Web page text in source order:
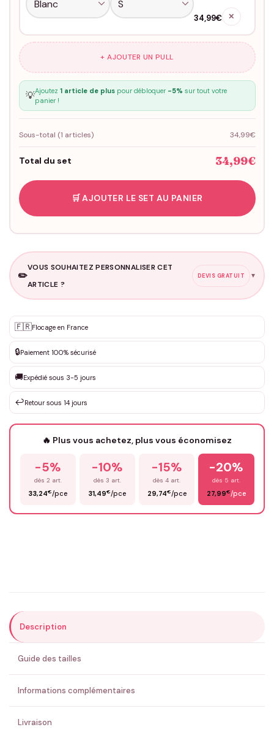
34,99€ ✕
+ AJOUTER UN PULL
💡Ajoutez 1 article de pluspour débloquer -5% sur tout votre
panier !
Sous-total (1 articles) 34,99€
Total du set 34,99€
🛒 AJOUTER LE SET AU PANIER
✏️
VOUS SOUHAITEZ PERSONNALISER CET
ARTICLE ?
DEVIS GRATUIT ▼
✨ Personnalisation sur mesure
DEVIS GRATUIT · Personnalisation de 3 à 10€ selon la demande
Que souhaitez-vous ?*
Votre texte / idée*
Prénom*
ENVOYER MA DEMANDE ✨
💚 Retour sous 24-48h🇫🇷 Flocage en France✅ Validation avant fabrication
🇫🇷Flocage en France
🔒Paiement 100% sécurisé
🚚Expédié sous 3-5 jours
↩️Retour sous 14 jours
🔥 Plus vous achetez, plus vous économisez
-5%
dès 2 art.
33,24€/pce
-10%
dès 3 art.
31,49€/pce
-15%
dès 4 art.
29,74€/pce
-20%
dès 5 art.
27,99€/pce
Description
Guide des tailles
Informations complémentaires
Livraison